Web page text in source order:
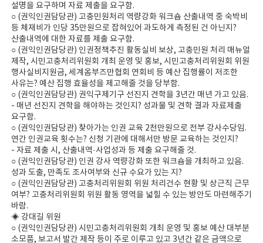
설명을 요구하며 자료 제출을 요구함.
○ (권익인권담당관) 고충민원처리 역량강화 워크숍 산출내역 중 숙박비
등 체재비가 인당 35만원으로 잡혀있어 과도하게 측정된 건 아닌지?
산출내역에 대한 자료를 제출 요구함.
○ (권익인권담당관) 인권정책추진 활동실비 보상, 고충민원 처리 매뉴얼
제작, 시민고충처리위원회 개최 운영 및 홍보, 시민고충처리위원회 위원
행사실비지원금, 세계옴부즈만협회 연회비 등 예산 집행률이 저조한
사유는? 예산 집행 효율성을 제고해줄 것을 당부함.
○ (권익인권담당관) 권익구제기구 선진지 견학을 3년간 매년 가고 있음.
- 매년 선진지 견학을 해야하는 것인지? 성과물 및 견학 결과 자료제출
요구함.
○ (권익인권담당관) 찾아가는 인권 교육 2천만원으로 전부 강사수당임.
연간 인권교육 횟수는? 신청 기관에 대해서만 방문 교육하는 것인지?
- 자료 제출 시, 산출내역·사업성과 등 제출 요구해줄 것.
○ (권익인권담당관) 인권 강사 역량강화 또한 워크숍을 개최하고 있음.
성과 도출, 만족도 조사여부와 신규 수요가 있는 지?
○ (권익인권담당관) 고충처리위원회 위원 처리건수 현황 및 상근직 근무
여부? 고충처리위원회 위원 활동 영역을 넓힐 수 있는 방안도 마련해주기
바람.
◈ 강대길 위원
○ (권익인권담당관) 시민고충처리위원회 개최 운영 및 홍보 예산 대부분
소모품, 보고서 발간 제작 등이 주로 이루고 있고 3년간 같은 금액으로